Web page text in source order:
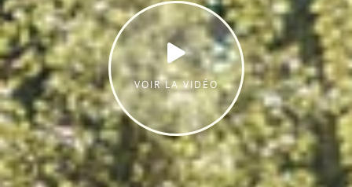
VOIR LA VIDÉO